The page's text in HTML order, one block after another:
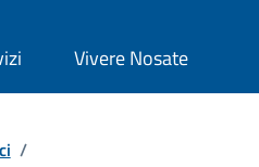
Vivere Nosate
/